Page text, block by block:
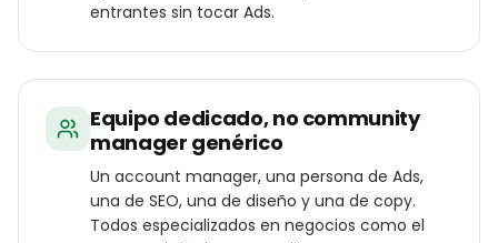
entrantes sin tocar Ads.
Equipo dedicado, no community
manager genérico
Un account manager, una persona de Ads,
una de SEO, una de diseño y una de copy.
Todos especializados en negocios como el